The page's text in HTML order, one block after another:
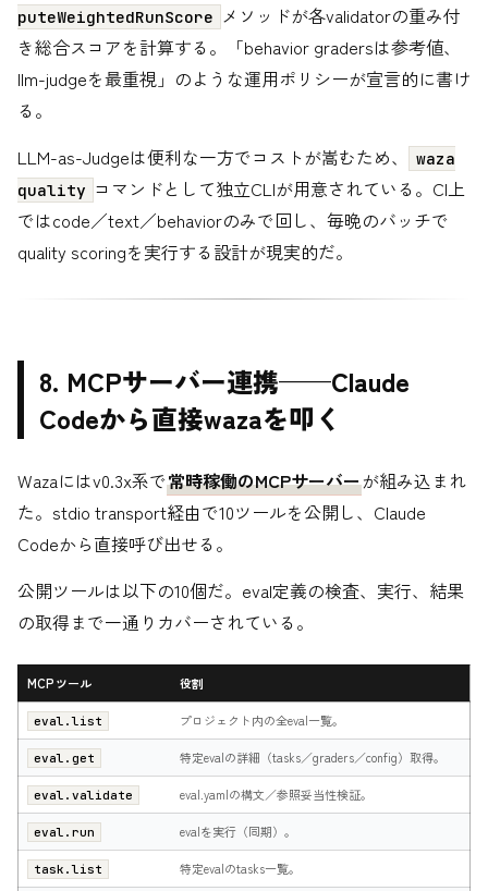
puteWeightedRunScore メソッドが各validatorの重み付
き総合スコアを計算する。「behavior gradersは参考値、
llm-judgeを最重視」のような運用ポリシーが宣言的に書け
る。
LLM-as-Judgeは便利な一方でコストが嵩むため、
waza
quality コマンドとして独立CLIが用意されている。CI上
ではcode／text／behaviorのみで回し、毎晩のバッチで
quality scoringを実行する設計が現実的だ。
8. MCPサーバー連携——Claude
Codeから直接wazaを叩く
Wazaにはv0.3x系で常時稼働のMCPサーバーが組み込まれ
た。stdio transport経由で10ツールを公開し、Claude
Codeから直接呼び出せる。
公開ツールは以下の10個だ。eval定義の検査、実行、結果
の取得まで一通りカバーされている。
MCPツール 役割
eval.list プロジェクト内の全eval一覧。
eval.get 特定evalの詳細（tasks／graders／config）取得。
eval.validate eval.yamlの構文／参照妥当性検証。
eval.run evalを実行（同期）。
task.list 特定evalのtasks一覧。